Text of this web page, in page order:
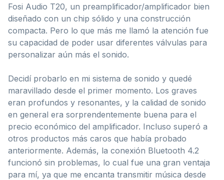
Fosi Audio T20, un preamplificador/amplificador bien
diseñado con un chip sólido y una construcción
compacta. Pero lo que más me llamó la atención fue
su capacidad de poder usar diferentes válvulas para
personalizar aún más el sonido.
Decidí probarlo en mi sistema de sonido y quedé
maravillado desde el primer momento. Los graves
eran profundos y resonantes, y la calidad de sonido
en general era sorprendentemente buena para el
precio económico del amplificador. Incluso superó a
otros productos más caros que había probado
anteriormente. Además, la conexión Bluetooth 4.2
funcionó sin problemas, lo cual fue una gran ventaja
para mí, ya que me encanta transmitir música desde